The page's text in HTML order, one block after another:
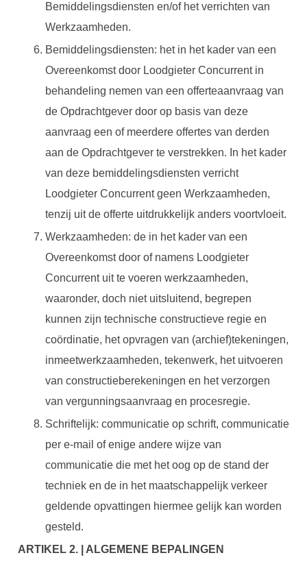
Bemiddelingsdiensten en/of het verrichten van
Werkzaamheden.
Bemiddelingsdiensten: het in het kader van een
Overeenkomst door Loodgieter Concurrent in
behandeling nemen van een offerteaanvraag van
de Opdrachtgever door op basis van deze
aanvraag een of meerdere offertes van derden
aan de Opdrachtgever te verstrekken. In het kader
van deze bemiddelingsdiensten verricht
Loodgieter Concurrent geen Werkzaamheden,
tenzij uit de offerte uitdrukkelijk anders voortvloeit.
Werkzaamheden: de in het kader van een
Overeenkomst door of namens Loodgieter
Concurrent uit te voeren werkzaamheden,
waaronder, doch niet uitsluitend, begrepen
kunnen zijn technische constructieve regie en
coördinatie, het opvragen van (archief)tekeningen,
inmeetwerkzaamheden, tekenwerk, het uitvoeren
van constructieberekeningen en het verzorgen
van vergunningsaanvraag en procesregie.
Schriftelijk: communicatie op schrift, communicatie
per e-mail of enige andere wijze van
communicatie die met het oog op de stand der
techniek en de in het maatschappelijk verkeer
geldende opvattingen hiermee gelijk kan worden
gesteld.
ARTIKEL 2. | ALGEMENE BEPALINGEN